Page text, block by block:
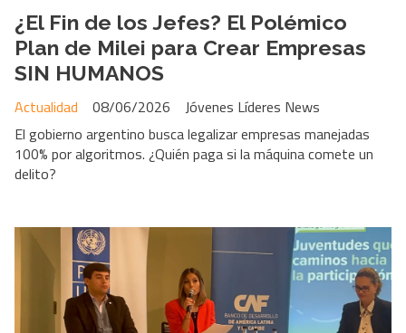
¿El Fin de los Jefes? El Polémico
Plan de Milei para Crear Empresas
SIN HUMANOS
Jóvenes Líderes News
Actualidad
08/06/2026
El gobierno argentino busca legalizar empresas manejadas
100% por algoritmos. ¿Quién paga si la máquina comete un
delito?